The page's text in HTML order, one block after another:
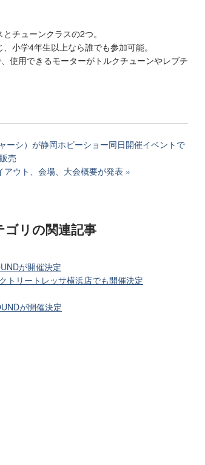
チューンクラスの2つ。
小学4年生以上なら誰でも参加可能。
使用できるモーターがトルクチューンやレブチ
ーシ）が静岡ホビーショー同日開催イベントで
売
ウト、会場、大会概要が発表
ゴリの関連記事
が開催決定
トリートレッサ横浜店でも開催決定
が開催決定